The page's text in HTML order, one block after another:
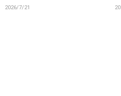
2026/7/21